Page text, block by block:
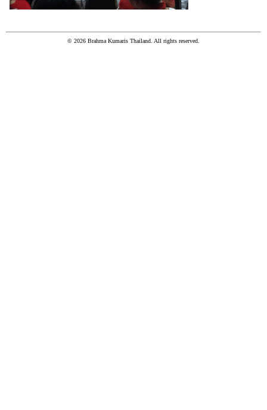
© 2026 Brahma Kumaris Thailand. All rights reserved.